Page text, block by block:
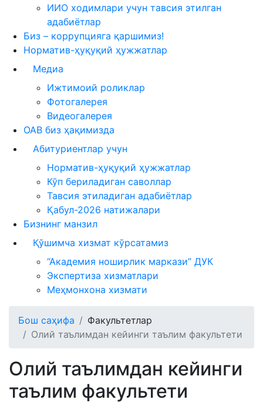
ИИО ходимлари учун тавсия этилган
адабиётлар
Биз – коррупцияга қаршимиз!
Норматив-ҳуқуқий ҳужжатлар
Медиа
Ижтимоий роликлар
Фотогалерея
Видеогалерея
ОАВ биз ҳақимизда
Абитуриентлар учун
Норматив-ҳуқуқий ҳужжатлар
Кўп бериладиган саволлар
Тавсия этиладиган адабиётлар
Қабул-2026 натижалари
Бизнинг манзил
Қўшимча хизмат кўрсатамиз
“Академия ноширлик маркази” ДУК
Экспертиза хизматлари
Меҳмонхона хизмати
Бош саҳифа
Факультетлар
Олий таълимдан кейинги таълим факультети
Олий таълимдан кейинги
таълим факультети